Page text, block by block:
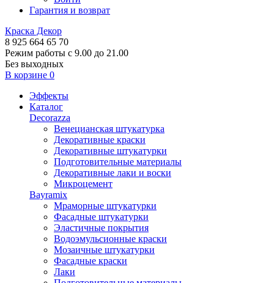
Гарантия и возврат
Краска Декор
8 925 664 65 70
Режим работы с 9.00 до 21.00
Без выходных
В корзине 0
Эффекты
Каталог
Decorazza
Венецианская штукатурка
Декоративные краски
Декоративные штукатурки
Подготовительные материалы
Декоративные лаки и воски
Микроцемент
Bayramix
Мраморные штукатурки
Фасадные штукатурки
Эластичные покрытия
Водоэмульсионные краски
Мозаичные штукатурки
Фасадные краски
Лаки